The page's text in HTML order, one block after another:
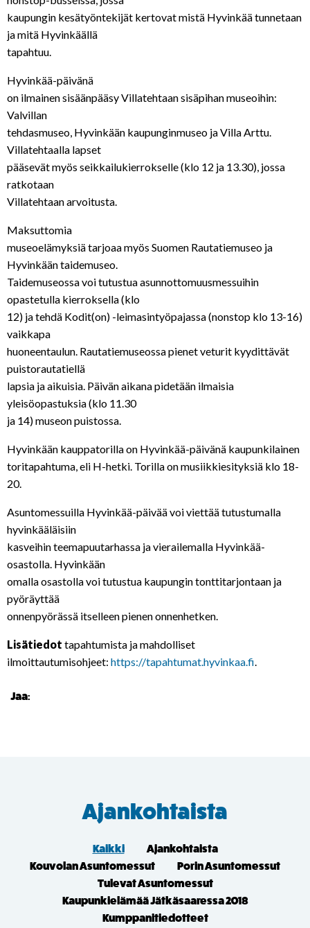
kaupungin kesätyöntekijät kertovat mistä Hyvinkää tunnetaan
ja mitä Hyvinkäällä
tapahtuu.
Hyvinkää-päivänä
on ilmainen sisäänpääsy Villatehtaan sisäpihan museoihin:
Valvillan
tehdasmuseo, Hyvinkään kaupunginmuseo ja Villa Arttu.
Villatehtaalla lapset
pääsevät myös seikkailukierrokselle (klo 12 ja 13.30), jossa
ratkotaan
Villatehtaan arvoitusta.
Maksuttomia
museoelämyksiä tarjoaa myös Suomen Rautatiemuseo ja
Hyvinkään taidemuseo.
Taidemuseossa voi tutustua asunnottomuusmessuihin
opastetulla kierroksella (klo
12) ja tehdä Kodit(on) -leimasintyöpajassa (nonstop klo 13-16)
vaikkapa
huoneentaulun. Rautatiemuseossa pienet veturit kyydittävät
puistorautatiellä
lapsia ja aikuisia. Päivän aikana pidetään ilmaisia
yleisöopastuksia (klo 11.30
ja 14) museon puistossa.
Hyvinkään kauppatorilla on Hyvinkää-päivänä kaupunkilainen
toritapahtuma, eli H-hetki. Torilla on musiikkiesityksiä klo 18-
20.
Asuntomessuilla Hyvinkää-päivää voi viettää tutustumalla
hyvinkääläisiin
kasveihin teemapuutarhassa ja vierailemalla Hyvinkää-
osastolla. Hyvinkään
omalla osastolla voi tutustua kaupungin tonttitarjontaan ja
pyöräyttää
onnenpyörässä itselleen pienen onnenhetken.
Lisätiedot tapahtumista ja mahdolliset
ilmoittautumisohjeet: https://tapahtumat.hyvinkaa.fi
Jaa:
Ajankohtaista
Kaikki
Ajankohtaista
Kouvolan Asuntomessut
Porin Asuntomessut
Tulevat Asuntomessut
Kaupunkielämää Jätkäsaaressa 2018
Kumppanitiedotteet